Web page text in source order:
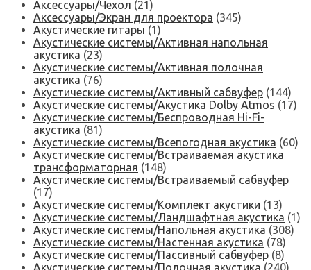
Аксессуары/Чехол (21)
Аксессуары/Экран для проектора (345)
Акустические гитары (1)
Акустические системы/Активная напольная
акустика (23)
Акустические системы/Активная полочная
акустика (76)
Акустические системы/Активный сабвуфер (144)
Акустические системы/Акустика Dolby Atmos (17)
Акустические системы/Беспроводная Hi-Fi-
акустика (81)
Акустические системы/Всепогодная акустика (60)
Акустические системы/Встраиваемая акустика
трансформаторная (148)
Акустические системы/Встраиваемый сабвуфер
(17)
Акустические системы/Комплект акустики (13)
Акустические системы/Ландшафтная акустика (1)
Акустические системы/Напольная акустика (308)
Акустические системы/Настенная акустика (78)
Акустические системы/Пассивный сабвуфер (8)
Акустические системы/Полочная акустика (240)